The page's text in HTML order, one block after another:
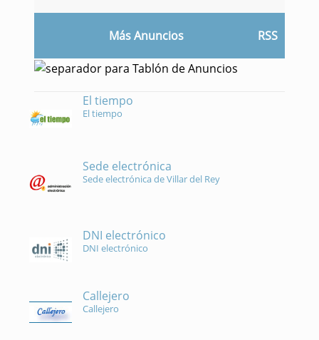
Más Anuncios RSS
El tiempo
El tiempo
Sede electrónica
Sede electrónica de Villar del Rey
DNI electrónico
DNI electrónico
Callejero
Callejero